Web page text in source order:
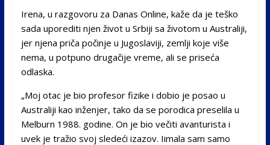
Irena, u razgovoru za Danas Online, kaže da je teško
sada uporediti njen život u Srbiji sa životom u Australiji,
jer njena priča počinje u Jugoslaviji, zemlji koje više
nema, u potpuno drugačije vreme, ali se priseća
odlaska.
„Moj otac je bio profesor fizike i dobio je posao u
Australiji kao inženjer, tako da se porodica preselila u
Melburn 1988. godine. On je bio večiti avanturista i
uvek je tražio svoj sledeći izazov. Iimala sam samo